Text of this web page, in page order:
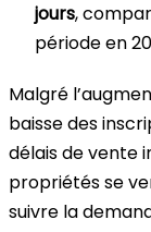
jours,
période en
Malgré
baisse des
délais de vente
propriétés se
suivre la